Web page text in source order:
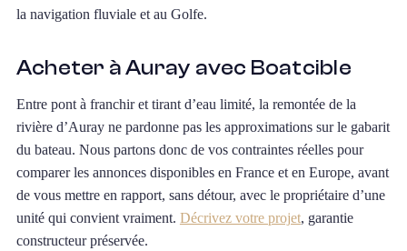
la navigation fluviale et au Golfe.
Acheter à Auray avec Boatcible
Entre pont à franchir et tirant d’eau limité, la remontée de la
rivière d’Auray ne pardonne pas les approximations sur le gabarit
du bateau. Nous partons donc de vos contraintes réelles pour
comparer les annonces disponibles en France et en Europe, avant
de vous mettre en rapport, sans détour, avec le propriétaire d’une
unité qui convient vraiment. Décrivez votre projet, garantie
constructeur préservée.